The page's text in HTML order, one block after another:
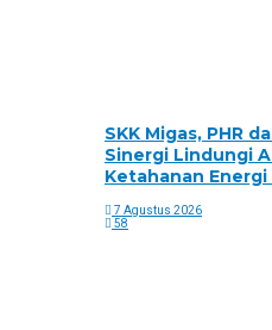
SKK Migas, PHR
Sinergi Lindungi
Ketahanan Energi
7 Agustus 2026
58